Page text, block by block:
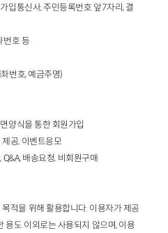
입통신사, 주민등록번호 앞7자리, 결
번호 등
번호, 예금주명)
양식을 통한 회원가입
공, 이벤트응모
배송요청, 비회원구매
적을 위해 활용합니다. 이용자가 제공
용도 이외로는 사용되지 않으며, 이용